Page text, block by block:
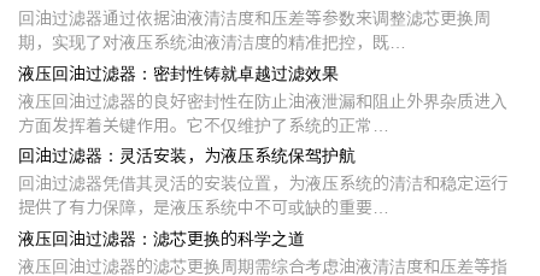
回油过滤器通过依据油液清洁度和压差等参数来调整滤芯更换周
期，实现了对液压系统油液清洁度的精准把控，既…
液压回油过滤器：密封性铸就卓越过滤效果
液压回油过滤器的良好密封性在防止油液泄漏和阻止外界杂质进入
方面发挥着关键作用。它不仅维护了系统的正常…
回油过滤器：灵活安装，为液压系统保驾护航
回油过滤器凭借其灵活的安装位置，为液压系统的清洁和稳定运行
提供了有力保障，是液压系统中不可或缺的重要…
液压回油过滤器：滤芯更换的科学之道
液压回油过滤器的滤芯更换周期需综合考虑油液清洁度和压差等指